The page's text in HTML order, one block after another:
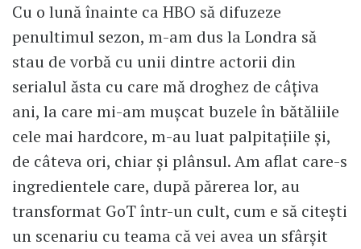
Cu o lună înainte ca HBO să difuzeze
penultimul sezon, m-am dus la Londra să
stau de vorbă cu unii dintre actorii din
serialul ăsta cu care mă droghez de câțiva
ani, la care mi-am mușcat buzele în bătăliile
cele mai hardcore, m-au luat palpitațiile și,
de câteva ori, chiar și plânsul. Am aflat care-s
ingredientele care, după părerea lor, au
transformat GoT într-un cult, cum e să citești
un scenariu cu teama că vei avea un sfârșit